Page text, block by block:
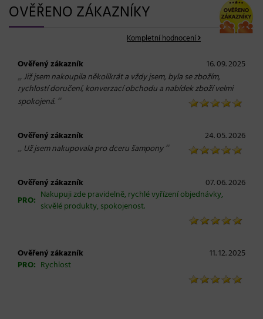
OVĚŘENO ZÁKAZNÍKY
Kompletní hodnocení
Ověřený zákazník 16. 09. 2025
„ Již jsem nakoupila několikrát a vždy jsem, byla se zbožím,
rychlostí doručení, konverzací obchodu a nabídek zboží velmi
spokojená. “
Ověřený zákazník 24. 05. 2026
„ Už jsem nakupovala pro dceru šampony“
Ověřený zákazník
07. 06. 2026
PRO: Nakupuji zde pravidelně, rychlé vyřízení objednávky,
skvělé produkty, spokojenost.
Ověřený zákazník
11. 12. 2025
PRO: Rychlost